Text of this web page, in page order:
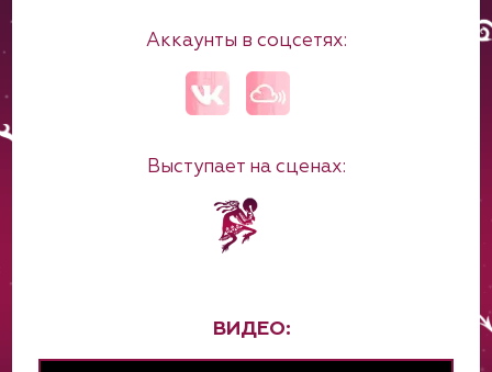
Аккаунты в соцсетях:
Выступает на сценах:
ВИДЕО: